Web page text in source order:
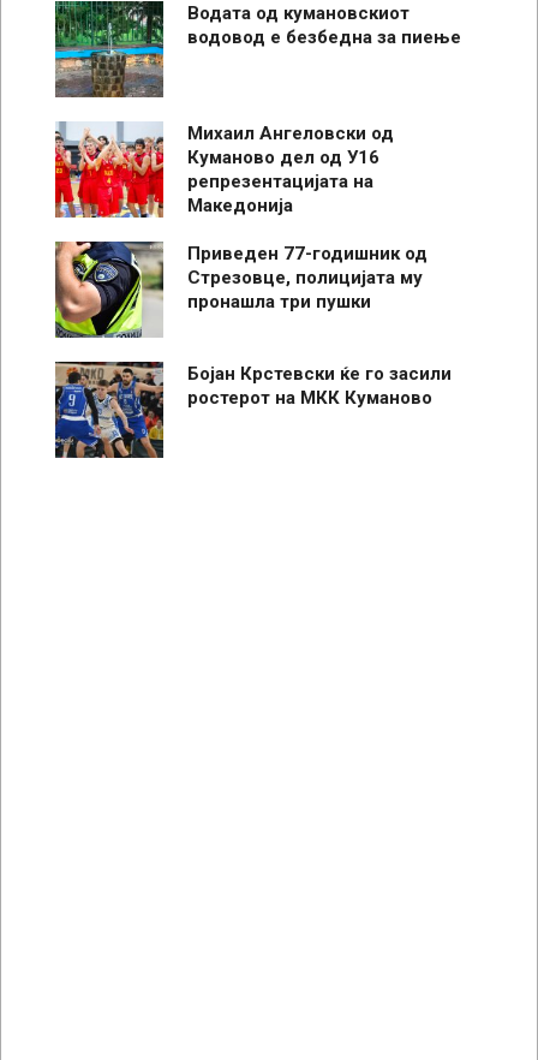
Водата од кумановскиот
водовод е безбедна за пиење
Михаил Ангеловски од
Куманово дел од У16
репрезентацијата на
Македонија
Приведен 77-годишник од
Стрезовце, полицијата му
пронашла три пушки
Бојан Крстевски ќе го засили
ростерот на МКК Куманово